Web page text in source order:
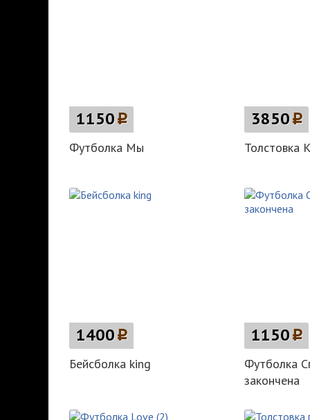
1150p
Футболка Мы
3850p
Толстовка
1400p
Бейсболка king
1150p
Футболка
закончена